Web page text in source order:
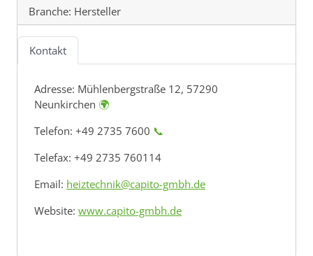
Branche: Hersteller
Kontakt
Adresse: Mühlenbergstraße 12, 57290
Neunkirchen 🌍
Telefon: +49 2735 7600 📞
Telefax: +49 2735 760114
Email: heiztechnik@capito-gmbh.de
Website: www.capito-gmbh.de